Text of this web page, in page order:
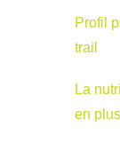
Profil
trail
La
en